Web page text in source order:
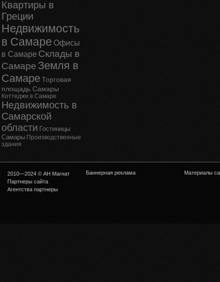
Квартиры в
Греции
Недвижимость
в Самаре Офисы
в Самаре Склады в
Самаре Земля в
СамареТорговая
площадь Самары
Коттеджи в Самаре
Недвижимость в
Самарской
области Гостиницы
Самары Производственные
здания
2010—2024 © АН Магнат
Партнеры сайта
Агентства партнеры
Баннерная реклама Материалы